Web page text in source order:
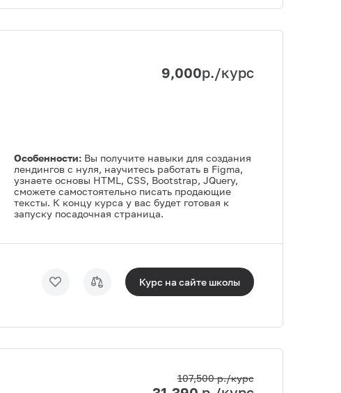
9,000р./курс
Особенности: Вы получите навыки для создания
лендингов с нуля, научитесь работать в Figma,
узнаете основы HTML, CSS, Bootstrap, JQuery,
сможете самостоятельно писать продающие
тексты. К концу курса у вас будет готовая к
запуску посадочная страница.
Курс на сайте школы
107,500р./курс